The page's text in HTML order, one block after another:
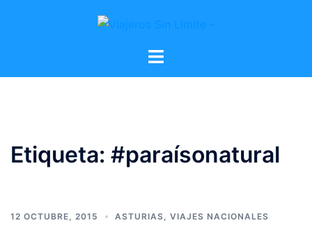
Etiqueta: #paraísonatural
12 OCTUBRE, 2015 ASTURIAS VIAJES NACIONALES